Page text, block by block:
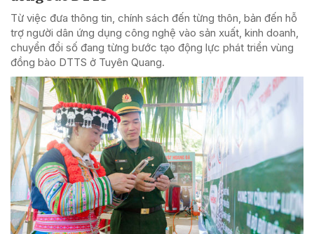
Từ việc đưa thông tin, chính sách đến từng thôn, bản đến hỗ
trợ người dân ứng dụng công nghệ vào sản xuất, kinh doanh,
chuyển đổi số đang từng bước tạo động lực phát triển vùng
đồng bào DTTS ở Tuyên Quang.